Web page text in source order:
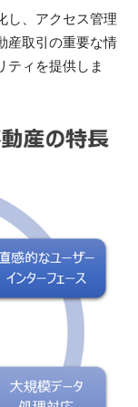
し、アクセス管理
産取引の重要な情
ティを提供しま